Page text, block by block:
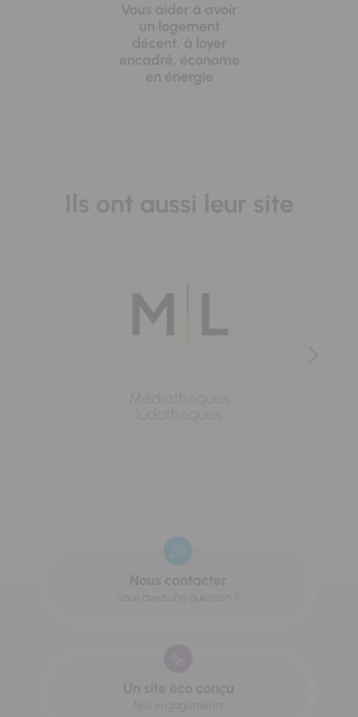
Vous aider à avoir
un logement
décent, à loyer
encadré, économe
en énergie
Ils ont aussi leur site